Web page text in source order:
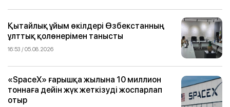
Қытайлық ұйым өкілдері Өзбекстанның
ұлттық қолөнерімен танысты
16:53 / 05.08.2026
«SpaceX» ғарышқа жылына 10 миллион
тоннаға дейін жүк жеткізуді жоспарлап
отыр